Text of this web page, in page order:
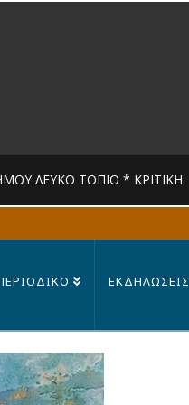
ΛΕΥΚΟ ΤΟΠΙΟ * ΚΡΙΤΙΚΉ
MANDRAGORAS ΕΚΔΗΛΩΣΕΙΣ